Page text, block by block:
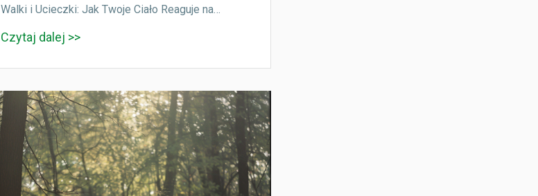
Walki i Ucieczki: Jak Twoje Ciało Reaguje na…